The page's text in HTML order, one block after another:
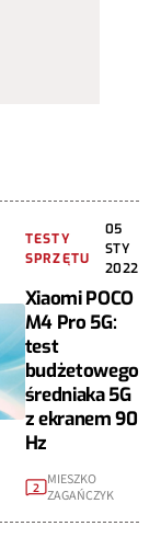
TESTY
SPRZĘTU
05
STY
2022
Xiaomi POCO
M4 Pro 5G:
test
budżetowego
średniaka 5G
z ekranem 90
Hz
2 MIESZKO
ZAGAŃCZYK